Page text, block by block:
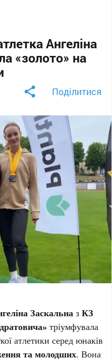
Ангеліна
«золото» на
Поділитися
Заскальна зКЗ
тріумфувала
атлетики серед юнаків
та молодших. Вона